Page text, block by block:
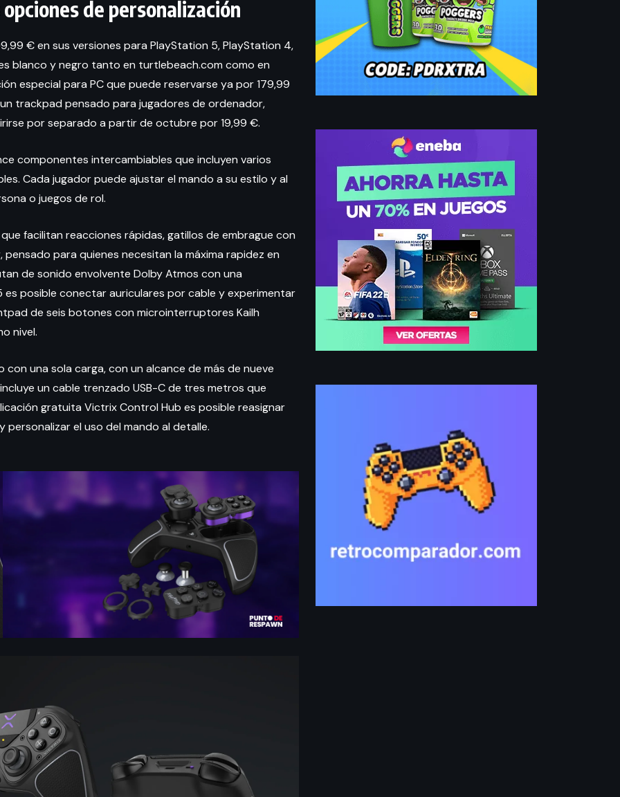
de personalización
€ en sus versiones para PlayStation 5, PlayStation 4,
blanco y negro tanto en turtlebeach.com como en
especial para PC que puede reservarse ya por 179,99
trackpad pensado para jugadores de ordenador,
por separado a partir de octubre por 19,99 €.
componentes intercambiables que incluyen varios
Cada jugador puede ajustar el mando a su estilo y al
o juegos de rol.
facilitan reacciones rápidas, gatillos de embrague con
para quienes necesitan la máxima rapidez en
de sonido envolvente Dolby Atmos con una
posible conectar auriculares por cable y experimentar
de seis botones con microinterruptores Kailh
nivel.
una sola carga, con un alcance de más de nueve
un cable trenzado USB-C de tres metros que
gratuita Victrix Control Hub es posible reasignar
el uso del mando al detalle.